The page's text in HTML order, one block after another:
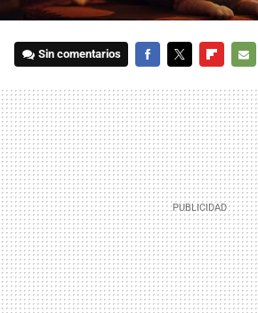
Sin comentarios
MAIL